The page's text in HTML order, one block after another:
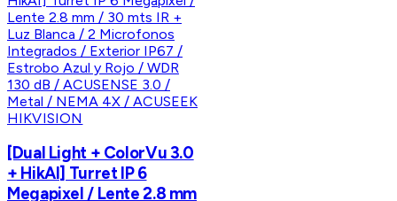
HIKVISION
[Dual Light + ColorVu 3.0
+ HikAI] Turret IP 6
Megapixel / Lente 2.8 mm